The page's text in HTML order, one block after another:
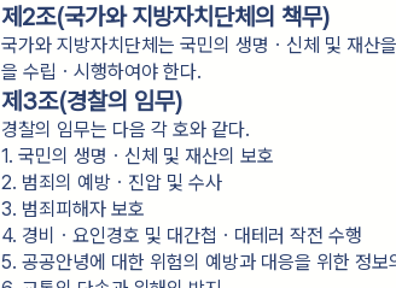
제2조(국가와 지방자치단체의 책무)
국가와 지방자치단체는 국민의 생명ㆍ신체 및 재산
을 수립ㆍ시행하여야 한다.
제3조(경찰의 임무)
경찰의 임무는 다음 각 호와 같다.
1. 국민의 생명ㆍ신체 및 재산의 보호
2. 범죄의 예방ㆍ진압 및 수사
3. 범죄피해자 보호
4. 경비ㆍ요인경호 및 대간첩ㆍ대테러 작전 수행
5. 공공안녕에 대한 위험의 예방과 대응을 위한 정보